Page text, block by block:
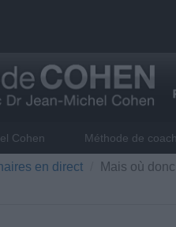
Cohen Méthode de
en direct Mais où